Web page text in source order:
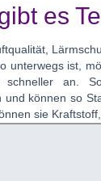
es
unterwegs ist,
schneller an.
und können so
sie